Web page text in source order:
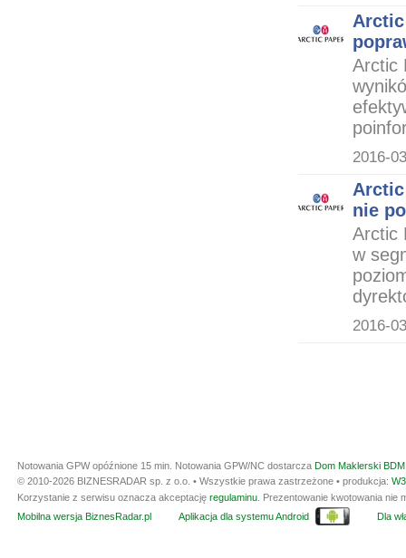
Arctic
2016-
nie
Arctic
w
2016-
Notowania GPW opóźnione 15 min. Notowania GPW/NC dostarcza Dom Maklerski
© 2010-2026 BIZNESRADAR sp. z o.o. • Wszystkie prawa zastrzeżone • produkcja:
Korzystanie z serwisu oznacza akceptację regulaminu . Prezentowanie kwotowania
Mobilna wersja BiznesRadar.pl
Aplikacja dla systemu Android Dla